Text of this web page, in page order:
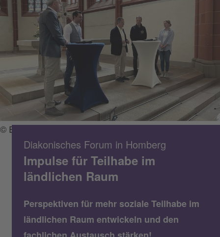
© Eckhard Lieberknecht / Diakonie Hessen
Diakonisches Forum in Homberg
Impulse für Teilhabe im
ländlichen Raum
Perspektiven für mehr soziale Teilhabe im
ländlichen Raum entwickeln und den